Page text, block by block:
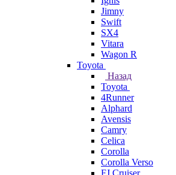
Jimny
Swift
SX4
Vitara
Wagon R
Toyota
Назад
Toyota
4Runner
Alphard
Avensis
Camry
Celica
Corolla
Corolla Verso
FJ Cruiser